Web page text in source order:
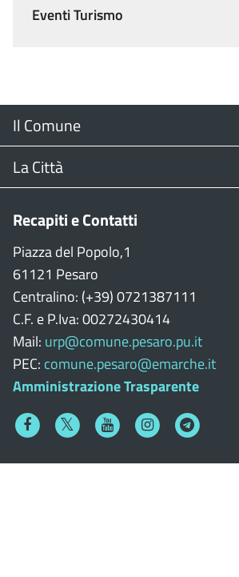
Eventi Turismo
Menu
Footer
Il Comune
Il Sindaco
Consiglio Comunale
CON
Garante persone con disabilità
Richiesta sale e patrocinio
Statuto e Regolamenti
La Città
Web Cam
Stradario
WiFi
Città della Musica
Città della Bicicletta
Terra di piloti e motori
Recapiti e Contatti
Piazza del Popolo,1
61121 Pesaro
Centralino: (+39) 0721387111
C.F. e P.Iva: 00272430414
Mail: urp@comune.pesaro.pu.it
PEC: comune.pesaro@emarche.it
Amministrazione Trasparente
FacebookTwitter YoutubeInstagramTelegram